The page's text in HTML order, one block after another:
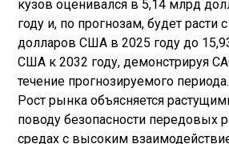
кузов оценивался в 5,14 млрд
году и, по прогнозам, будет расти
долларов США в 2025 году до
США к 2032 году, демонстрируя
течение прогнозируемого периода.
Рост рынка объясняется
поводу безопасности передовых
средах с высоким